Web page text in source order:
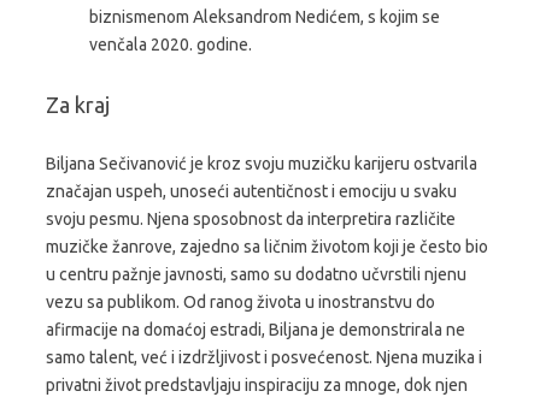
biznismenom Aleksandrom Nedićem, s kojim se
venčala 2020. godine.
Za kraj
Biljana Sečivanović je kroz svoju muzičku karijeru ostvarila
značajan uspeh, unoseći autentičnost i emociju u svaku
svoju pesmu. Njena sposobnost da interpretira različite
muzičke žanrove, zajedno sa ličnim životom koji je često bio
u centru pažnje javnosti, samo su dodatno učvrstili njenu
vezu sa publikom. Od ranog života u inostranstvu do
afirmacije na domaćoj estradi, Biljana je demonstrirala ne
samo talent, već i izdržljivost i posvećenost. Njena muzika i
privatni život predstavljaju inspiraciju za mnoge, dok njen